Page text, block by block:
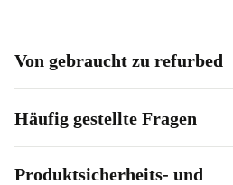
Von gebraucht zu refurbed
Häufig gestellte Fragen
Produktsicherheits- und